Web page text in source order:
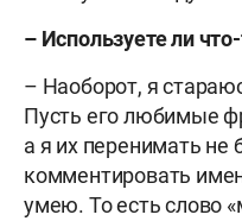
– Используете ли
– Наоборот, я
Пусть его любимые
а я их перенимать не
комментировать
умею. То есть слово